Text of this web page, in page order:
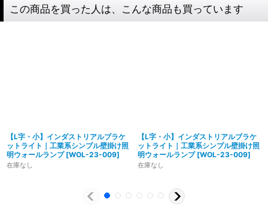
製造からアフターフォローまで自店で行う一貫
この商品を買った人は、こんな商品も買っています
【L字・小】インダストリアルブラケ
ットライト｜工業系シンプル壁掛け照
明ウォールランプ [WOL-23-009]
在庫なし
【L字・小】インダストリアルブラケ
ットライト｜工業系シンプル壁掛け照
明ウォールランプ [WOL-23-009]
在庫なし